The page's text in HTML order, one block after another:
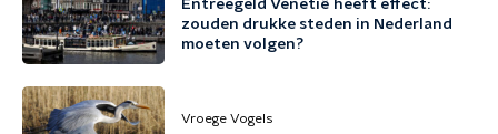
Entreegeld Venetië heeft effect:
zouden drukke steden in Nederland
moeten volgen?
Vroege Vogels